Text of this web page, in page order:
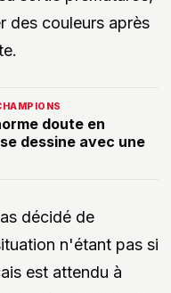
des couleurs après
doute en
dessine avec une
décidé de
n'étant pas si
est attendu à